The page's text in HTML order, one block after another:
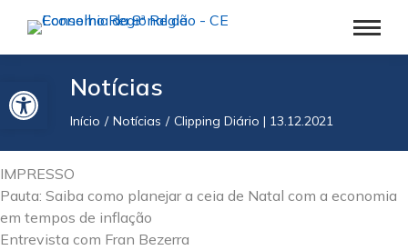
Barra de Ferramentas AbertaNotícias
Você está aqui:
Início Notícias Clipping Diário | 13.12.2021
IMPRESSO
Pauta: Saiba como planejar a ceia de Natal com a economia
em tempos de inflação
Entrevista com Fran Bezerra